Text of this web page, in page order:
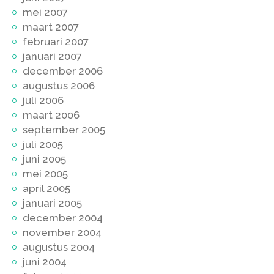
mei 2007
maart 2007
februari 2007
januari 2007
december 2006
augustus 2006
juli 2006
maart 2006
september 2005
juli 2005
juni 2005
mei 2005
april 2005
januari 2005
december 2004
november 2004
augustus 2004
juni 2004